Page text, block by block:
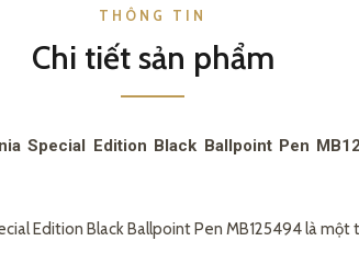
THÔNG TIN
Chi tiết sản phẩm
Special Edition Black Ballpoint Pen
Edition Black Ballpoint Pen MB125494 là một